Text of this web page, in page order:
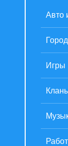
Авто
Игры